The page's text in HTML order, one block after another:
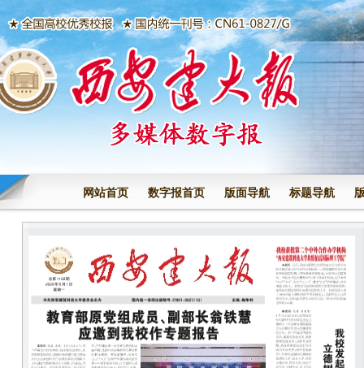
网站首页 数字报首页 版面导航 标题导航